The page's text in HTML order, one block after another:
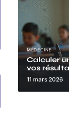
MÉDECINE
Calculer
vos
11 mars 2026